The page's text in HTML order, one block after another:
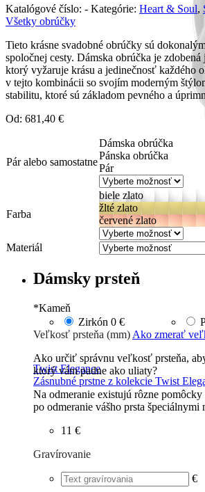
Twist Elegance
Zásnubné prstne z kolekcie Twist
Katalógové číslo: - Kategórie: Heart & Soul,
Všetky obrúčky
Tieto krásne svadobné obrúčky sú
spoločnej cesty. Dámska obrúčka je
ktorý vyžaruje krásu a jedinečnosť každého
v tejto kombinácii so svojím moderným
stabilitu, ktoré sú základom pevného a
Od: 681,40 €
Pár alebo samostatne
Dámska obrúčka
Pánska obrúčka
Pár
Farba
biele zlato
žlté zlato
červené zlato
Materiál
Dámsky prsteň
*Kameň
Zirkón 0 €
Veľkosť prsteňa (mm) Ako zmerať
Ako určiť správnu veľkosť prsteňa,
ktorý vám padne ako uliaty?
Na odmeranie existujú rôzne
po odmeranie vášho prsta
11 €
Gravírovanie
€